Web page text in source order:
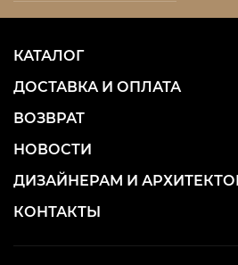
КАТАЛОГ
ДОСТАВКА И ОПЛАТА
ВОЗВРАТ
НОВОСТИ
ДИЗАЙНЕРАМ И
КОНТАКТЫ